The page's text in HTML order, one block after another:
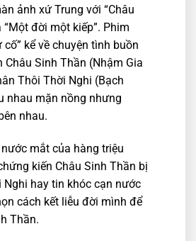
ảnh xứ Trung với “Châu
“Một đời một kiếp”. Phim
cố” kể về chuyện tình buồn
Sinh Thần (Nhậm Gia
Thôi Thời Nghi (Bạch
nhau mặn nồng nhưng
nhau.
mắt của hàng triệu
kiến Châu Sinh Thần bị
Nghi hay tin khóc cạn nước
cách kết liễu đời mình để
Thần.